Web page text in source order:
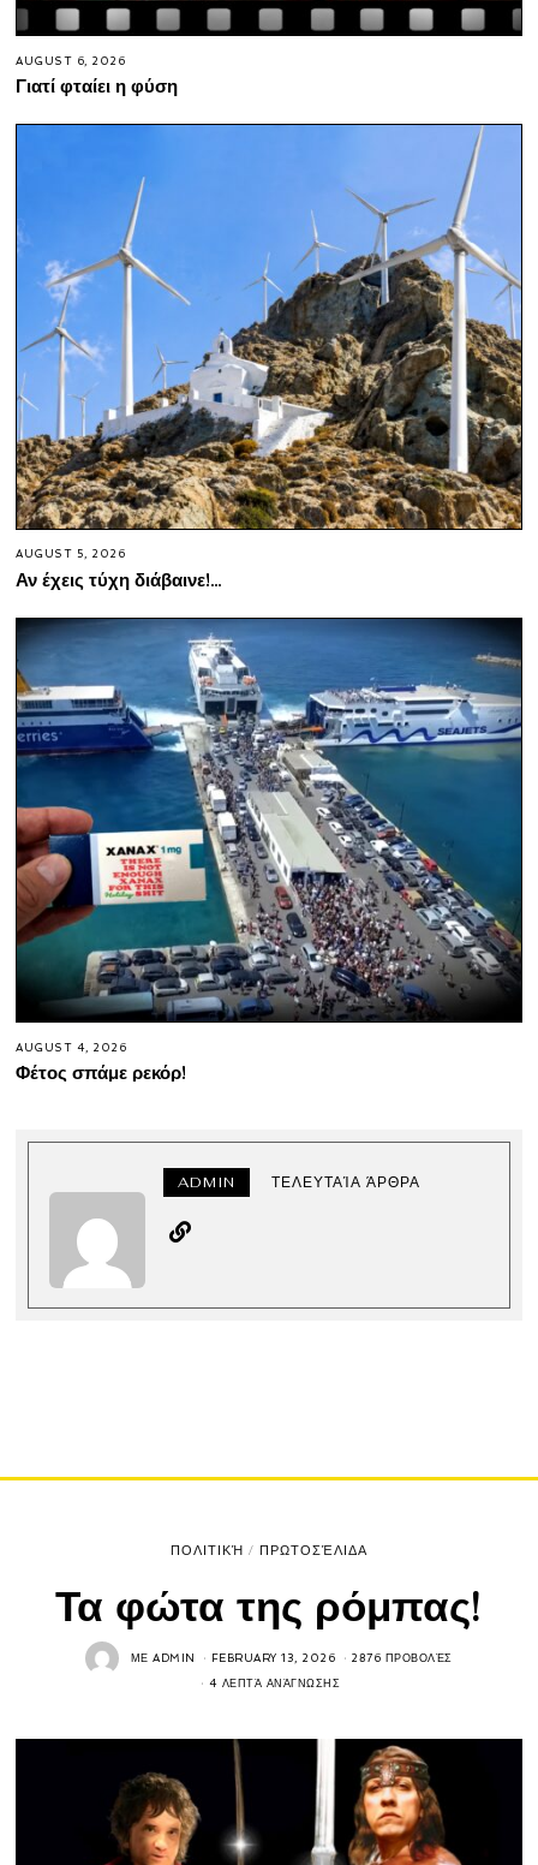
AUGUST 6, 2026
Γιατί φταίει η φύση
AUGUST 5, 2026
Αν έχεις τύχη διάβαινε!…
AUGUST 4, 2026
Φέτος σπάμε ρεκόρ!
ADMIN ΤΕΛΕΥΤΑΊΑ ΆΡΘΡΑ
ΠΟΛΙΤΙΚΉ / ΠΡΩΤΟΣΈΛΙΔΑ
Τα φώτα της ρόμπας!
ΜΕADMIN FEBRUARY 13, 2026 2876 ΠΡΟΒΟΛΈΣ
4 ΛΕΠΤΆ ΑΝΆΓΝΩΣΗΣ